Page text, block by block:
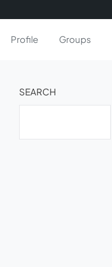
Profile Groups
SEARCH